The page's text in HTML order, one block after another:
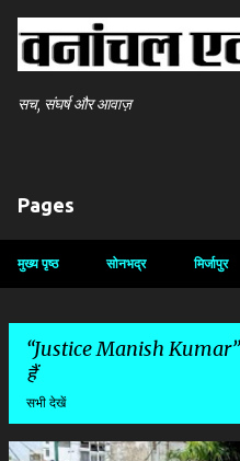
सीधे मुख्य
सच, संघर्ष और आवाज़
Pages
मुख्य पृष्ठ सोनभद्र मिर्जापुर
Justice Manish Kumar
हैं
सभी देखें